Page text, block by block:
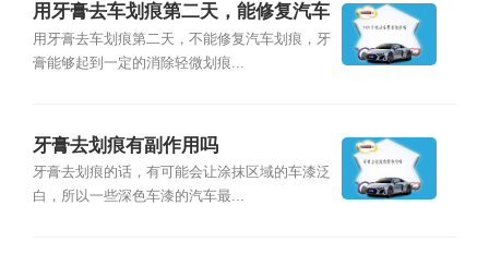
用牙膏去车划痕第二天，能修复汽车
划痕吗？
用牙膏去车划痕第二天，不能修复汽车划痕，牙
膏能够起到一定的消除轻微划痕...
牙膏去划痕有副作用吗
牙膏去划痕的话，有可能会让涂抹区域的车漆泛
白，所以一些深色车漆的汽车最...